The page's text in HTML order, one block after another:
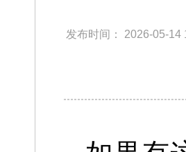
发布时间： 2026-05-14